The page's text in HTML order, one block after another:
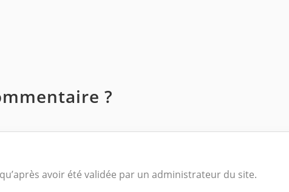
?
avoir été validée par un administrateur du site.